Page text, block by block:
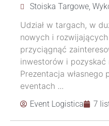
Stoiska Targowe,
Udział w targach, w
nowych i
przyciągnąć
inwestorów i pozyskać
Prezentacja własnego
eventach ...
Event Logistica 7